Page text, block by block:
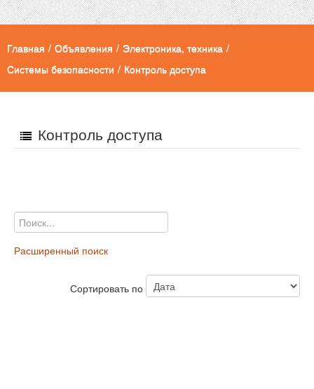
Главная / Объявления / Электроника, техника /
Системы безопасности / Контроль доступа
Контроль доступа
Расширенный поиск
Сортировать по